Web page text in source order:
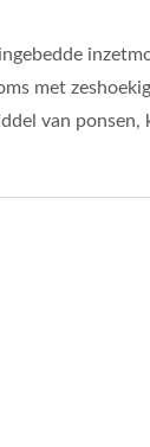
met
van ponsen,